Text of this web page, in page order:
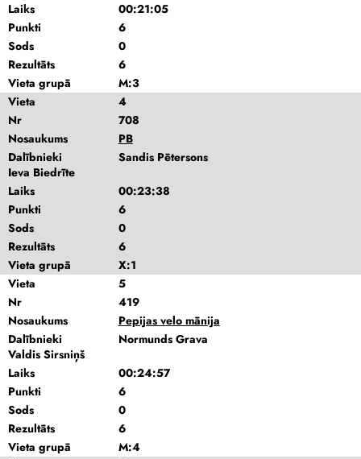
Laiks
00:21:05
Punkti
6
Sods
0
Rezultāts
6
Vieta grupā
M:3
Vieta
4
Nr
708
Nosaukums
PB
Dalībnieki
Sandis Pētersons
Ieva Biedrīte
Laiks
00:23:38
Punkti
6
Sods
0
Rezultāts
6
Vieta grupā
X:1
Vieta
5
Nr
419
Nosaukums
Pepijas velo mānija
Dalībnieki
Normunds Grava
Valdis Sirsniņš
Laiks
00:24:57
Punkti
6
Sods
0
Rezultāts
6
Vieta grupā
M:4